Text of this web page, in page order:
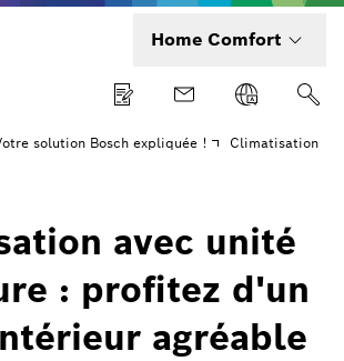
Home Comfort
solution Bosch expliquée ! Climatisation
avec unité
: profitez d'un
agréable